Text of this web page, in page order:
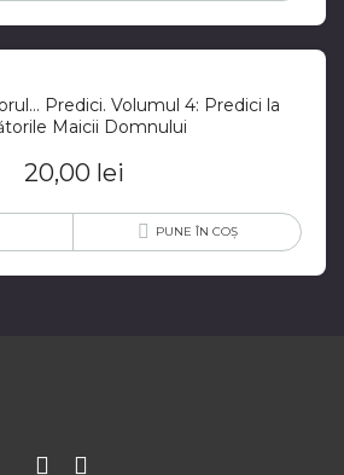
Predici. Volumul 4: Predici la
Maicii Domnului
20,00 lei
PUNE ÎN COȘ